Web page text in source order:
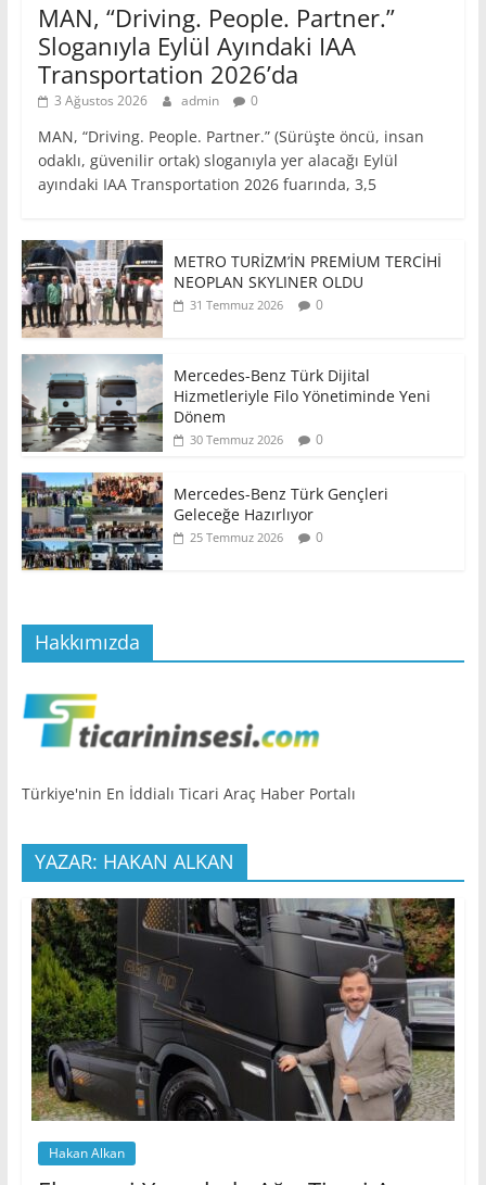
MAN, “Driving. People. Partner.”
Sloganıyla Eylül Ayındaki IAA
Transportation 2026’da
3 Ağustos 2026 admin 0
MAN, “Driving. People. Partner.” (Sürüşte öncü, insan
odaklı, güvenilir ortak) sloganıyla yer alacağı Eylül
ayındaki IAA Transportation 2026 fuarında, 3,5
METRO TURİZM’İN PREMİUM TERCİHİ
NEOPLAN SKYLINER OLDU
31 Temmuz 2026 0
Mercedes-Benz Türk Dijital
Hizmetleriyle Filo Yönetiminde Yeni
Dönem
30 Temmuz 2026 0
Mercedes-Benz Türk Gençleri
Geleceğe Hazırlıyor
25 Temmuz 2026 0
Hakkımızda
Türkiye'nin En İddialı Ticari Araç Haber Portalı
YAZAR: HAKAN ALKAN
Hakan Alkan